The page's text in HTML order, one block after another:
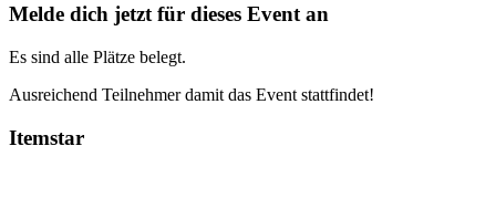
Melde dich jetzt für dieses Event an
Es sind alle Plätze belegt.
Ausreichend Teilnehmer damit das Event stattfindet!
Itemstar